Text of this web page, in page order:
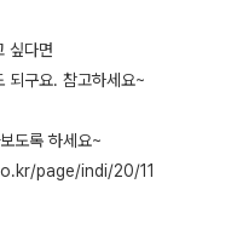
싶다면
되구요. 참고하세요~
도록 하세요~